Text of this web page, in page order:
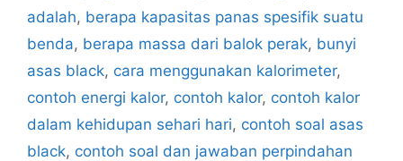
adalah, berapa kapasitas panas spesifik suatu
benda, berapa massa dari balok perak, bunyi
asas black, cara menggunakan kalorimeter,
contoh energi kalor, contoh kalor, contoh kalor
dalam kehidupan sehari hari, contoh soal asas
black, contoh soal dan jawaban perpindahan